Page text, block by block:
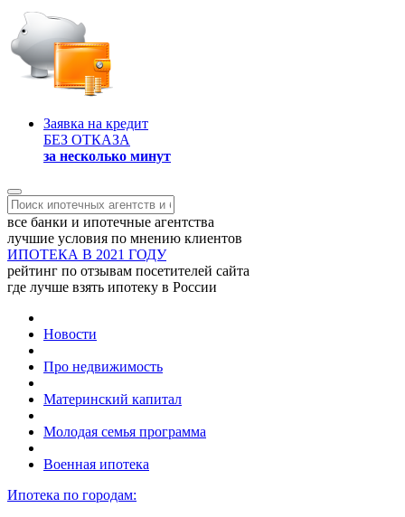
Заявка на кредит
БЕЗ ОТКАЗА
за несколько минут
все банки и ипотечные агентства
лучшие условия по мнению клиентов
ИПОТЕКА В 2021 ГОДУ
рейтинг по отзывам посетителей сайта
где лучше взять ипотеку в России
Новости
Про недвижимость
Материнский капитал
Молодая семья программа
Военная ипотека
Ипотека по городам: